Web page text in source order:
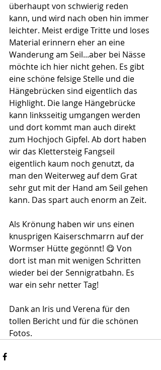
überhaupt von schwierig reden
kann, und wird nach oben hin immer
leichter. Meist erdige Tritte und loses
Material erinnern eher an eine
Wanderung am Seil...aber bei Nässe
möchte ich hier nicht gehen. Es gibt
eine schöne felsige Stelle und die
Hängebrücken sind eigentlich das
Highlight. Die lange Hängebrücke
kann linksseitig umgangen werden
und dort kommt man auch direkt
zum Hochjoch Gipfel. Ab dort haben
wir das Klettersteig Fangseil
eigentlich kaum noch genutzt, da
man den Weiterweg auf dem Grat
sehr gut mit der Hand am Seil gehen
kann. Das spart auch enorm an Zeit.
Als Krönung haben wir uns einen
knusprigen Kaiserschmarrn auf der
Wormser Hütte gegönnt! 😋 Von
dort ist man mit wenigen Schritten
wieder bei der Sennigratbahn. Es
war ein sehr netter Tag!
Dank an Iris und Verena für den
tollen Bericht und für die schönen
Fotos.